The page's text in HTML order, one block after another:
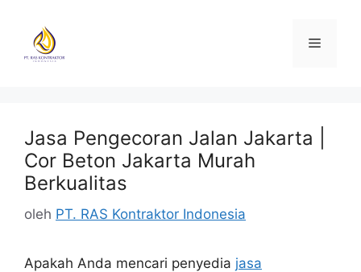
Menu
Jasa Pengecoran Jalan Jakarta |
Cor Beton Jakarta Murah
Berkualitas
oleh PT. RAS Kontraktor Indonesia
Apakah Anda mencari penyedia jasa